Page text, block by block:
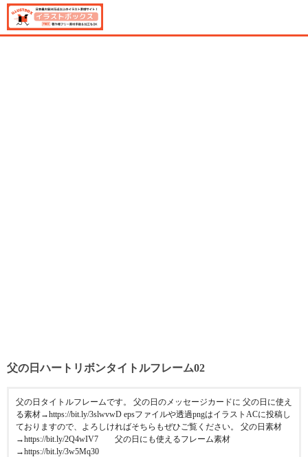
父の日ハートリボンタイトルフレーム02
父の日タイトルフレームです。 父の日のメッセージカードに 父の日に使え
る素材→https://bit.ly/3slwvwD epsファイルや透過pngはイラストACに投稿し
ておりますので、よろしければそちらもぜひご覧ください。 父の日素材
→https://bit.ly/2Q4wIV7 父の日にも使えるフレーム素材
→https://bit.ly/3w5Mq30